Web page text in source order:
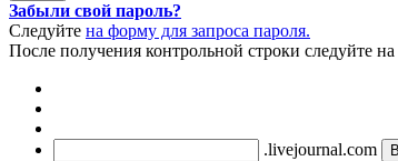
Забыли свой пароль?
Следуйте на форму для запроса пароля.
После получения контрольной строки следуйте на
.livejournal.com